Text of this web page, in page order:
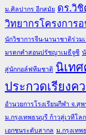
ม.ศิลปากร อีกสมัย ดร.วิ
วิทยากรโครงการ
นักวิชาการจีน-นานาชาติร่ว
มรดกคำสอนปรัชญาเมธีจูซี
สู่นักกอล์ฟทีมชาติ นิเท
ประกวดเรียง
อำนวยการโรงเรียนกีฬา จ.
ม.กรุงเทพธนบุรี ก้าวสู่เวทีโล
เอกชนระดับสากล ม.กรุงเท